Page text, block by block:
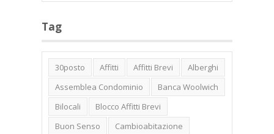
Tag
30posto Affitti Affitti Brevi
Alberghi
Assemblea Condominio
Banca Woolwich
Bilocali
Blocco Affitti Brevi
Buon Senso
Cambioabitazione